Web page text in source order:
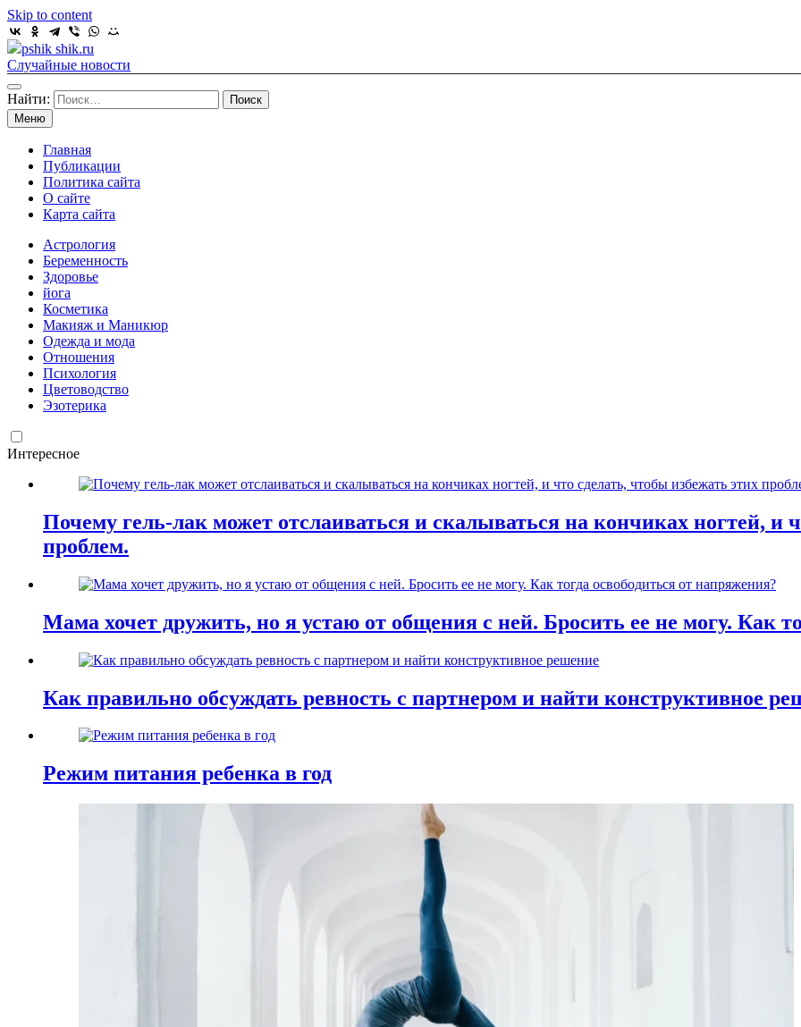
Skip to content
pshik shik.ru
Случайные новости
Найти:
Меню
Главная
Публикации
Политика сайта
О сайте
Карта сайта
Астрология
Беременность
Здоровье
йога
Косметика
Макияж и Маникюр
Одежда и мода
Отношения
Психология
Цветоводство
Эзотерика
Интересное
Почему гель-лак может отслаиваться и скалываться на кончиках ногтей, и
проблем.
Мама хочет дружить, но я устаю от общения с ней. Бросить ее не могу. Как
Как правильно обсуждать ревность с партнером и найти конструктивное
Режим питания ребенка в год